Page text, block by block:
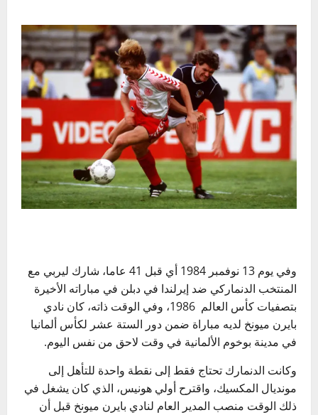
وفي يوم 13 نوفمبر 1984 أي قبل 41 عاما، شارك ليربي مع
المنتخب الدنماركي ضد إيرلندا في دبلن في مباراته الأخيرة
بتصفيات كأس العالم 1986، وفي الوقت ذاته، كان نادي
بايرن ميونخ لديه مباراة ضمن دور الستة عشر لكأس ألمانيا
في مدينة بوخوم الألمانية في وقت لاحق من نفس اليوم.
وكانت الدنمارك تحتاج فقط إلى نقطة واحدة للتأهل إلى
مونديال المكسيك، واقترح أولي هونيس، الذي كان يشغل في
ذلك الوقت منصب المدير العام لنادي بايرن ميونخ قبل أن